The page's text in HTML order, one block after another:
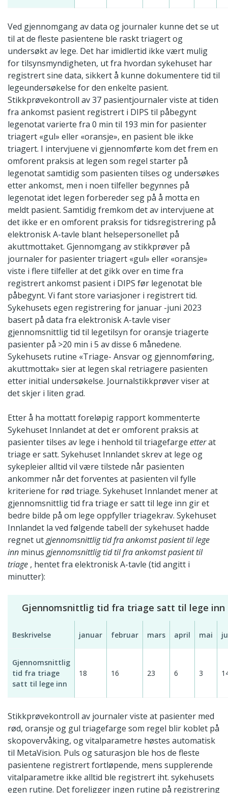
Ved gjennomgang av data og journaler kunne det se ut
til at de fleste pasientene ble raskt triagert og
undersøkt av lege. Det har imidlertid ikke vært mulig
for tilsynsmyndigheten, ut fra hvordan sykehuset har
registrert sine data, sikkert å kunne dokumentere tid til
legeundersøkelse for den enkelte pasient.
Stikkprøvekontroll av 37 pasientjournaler viste at tiden
fra ankomst pasient registrert i DIPS til påbegynt
legenotat varierte fra 0 min til 193 min for pasienter
triagert «gul» eller «oransje», en pasient ble ikke
triagert. I intervjuene vi gjennomførte kom det frem en
omforent praksis at legen som regel starter på
legenotat samtidig som pasienten tilses og undersøkes
etter ankomst, men i noen tilfeller begynnes på
legenotat idet legen forbereder seg på å motta en
meldt pasient. Samtidig fremkom det av intervjuene at
det ikke er en omforent praksis for tidsregistrering på
elektronisk A-tavle blant helsepersonellet på
akuttmottaket. Gjennomgang av stikkprøver på
journaler for pasienter triagert «gul» eller «oransje»
viste i flere tilfeller at det gikk over en time fra
registrert ankomst pasient i DIPS før legenotat ble
påbegynt. Vi fant store variasjoner i registrert tid.
Sykehusets egen registrering for januar -juni 2023
basert på data fra elektronisk A-tavle viser
gjennomsnittlig tid til legetilsyn for oransje triagerte
pasienter på >20 min i 5 av disse 6 månedene.
Sykehusets rutine «Triage- Ansvar og gjennomføring,
akuttmottak» sier at legen skal retriagere pasienten
etter initial undersøkelse. Journalstikkprøver viser at
det skjer i liten grad.
Etter å ha mottatt foreløpig rapport kommenterte
Sykehuset Innlandet at det er omforent praksis at
pasienter tilses av lege i henhold til triagefarge etterat
triage er satt. Sykehuset Innlandet skrev at lege og
sykepleier alltid vil være tilstede når pasienten
ankommer når det forventes at pasienten vil fylle
kriteriene for rød triage. Sykehuset Innlandet mener at
gjennomsnittlig tid fra triage er satt til lege inn gir et
bedre bilde på om lege oppfyller triagekrav. Sykehuset
Innlandet la ved følgende tabell der sykehuset hadde
regnet utgjennomsnittlig tid fra ankomst pasient til lege
inn minusgjennomsnittlig tid til fra ankomst pasient til
triage , hentet fra elektronisk A-tavle (tid angitt i
minutter):
Gjennomsnittlig tid fra triage satt til lege inn
Beskrivelse januar februar mars april mai
Gjennomsnittlig
tid fra triage
satt til lege inn
18 16 23 6 3
Stikkprøvekontroll av journaler viste at pasienter med
rød, oransje og gul triagefarge som regel blir koblet på
skopovervåking, og vitalparametre høstes automatisk
til MetaVision. Puls og saturasjon ble hos de fleste
pasientene registrert fortløpende, mens supplerende
vitalparametre ikke alltid ble registrert iht. sykehusets
egen rutine. Det foreligger ingen rutine på registrering